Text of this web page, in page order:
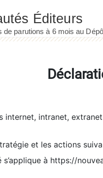
internet, intranet,
et les actions
à https://